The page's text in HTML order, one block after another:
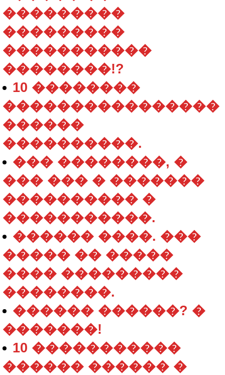
���������
���������
�����������
��������!?
10 ��������
����������������
������
����������.
��� ��������, �
��� ��� � �������
���������� �
�����������.
������ ����. ���
����� �� �����
���� ���������
��������.
������ ������? �
�������!
10 �����������
������ ������ �